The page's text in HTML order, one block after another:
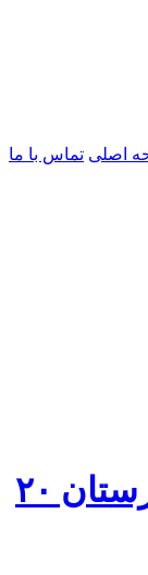
اصلی تماس با ما
عرضه گوشت گرم در لرستان ۲۰